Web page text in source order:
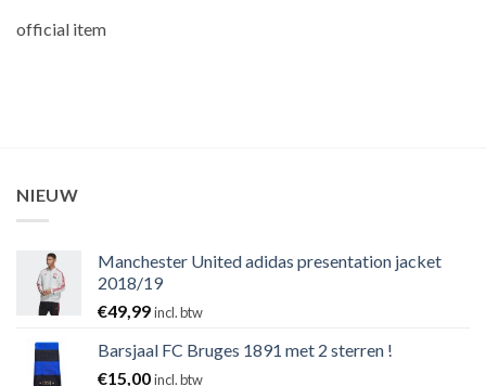
official item
NIEUW
Manchester United adidas presentation jacket
2018/19
€49,99incl. btw
Barsjaal FC Bruges 1891 met 2 sterren !
€15,00incl. btw